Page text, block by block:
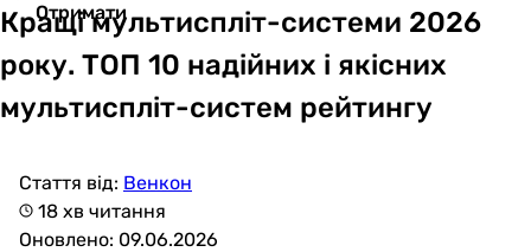
Отримати
Кращі мультиспліт-системи 2026
року. ТОП 10 надійних і якісних
мультиспліт-систем рейтингу
Стаття від: Венкон
18 хв читання
Оновлено: 09.06.2026